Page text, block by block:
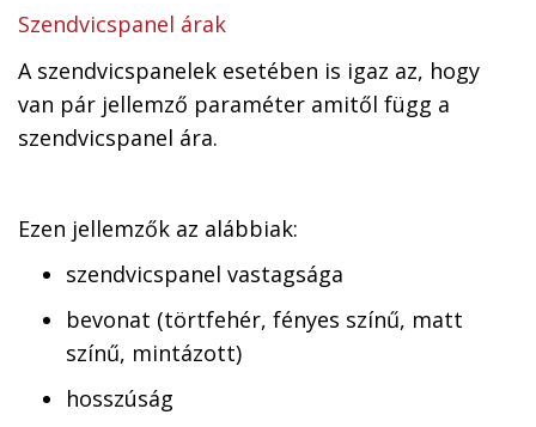
Szendvicspanel árak
A szendvicspanelek esetében is igaz az, hogy
van pár jellemző paraméter amitől függ a
szendvicspanel ára.
Ezen jellemzők az alábbiak:
szendvicspanel vastagsága
bevonat (törtfehér, fényes színű, matt
színű, mintázott)
hosszúság